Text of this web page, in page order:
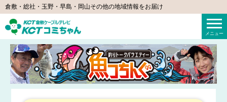
倉敷・総社・玉野・早島・岡山その他の地域情報をお届け
KCTコミちゃん（倉敷ケーブルテレビ）
メニュー